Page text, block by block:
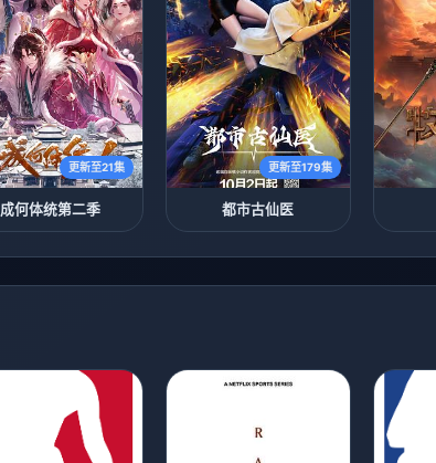
更新至21集
成何体统第二季
更新至179集
都市古仙医